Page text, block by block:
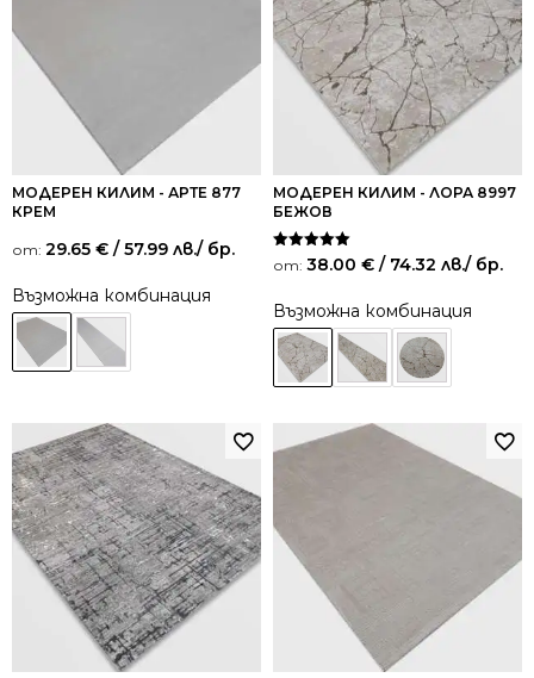
МОДЕРЕН КИЛИМ - АРТЕ 877
КРЕМ
от: 29.65 € / 57.99 лв./ бр.
Възможна комбинация
МОДЕРЕН КИЛИМ - ЛОРА 8997
БЕЖОВ
Оценено на
5.00
от: 38.00 € / 74.32 лв./ бр.
Възможна комбинация